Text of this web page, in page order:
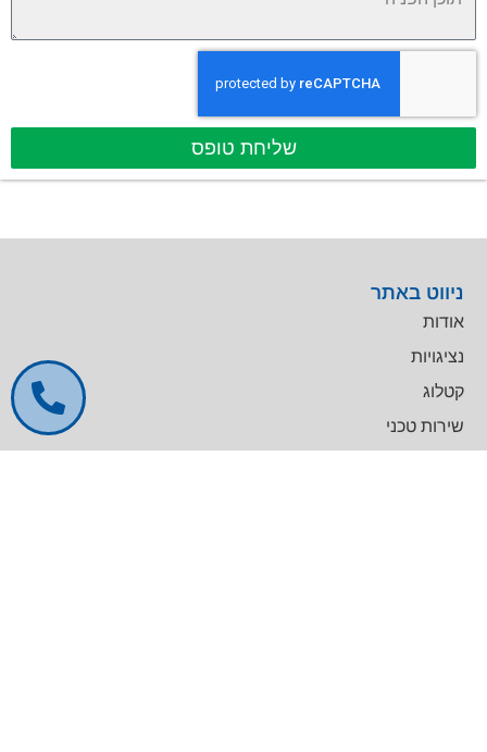
שליחת טופס
ניווט באתר
אודות
נציגויות
קטלוג
שירות טכני